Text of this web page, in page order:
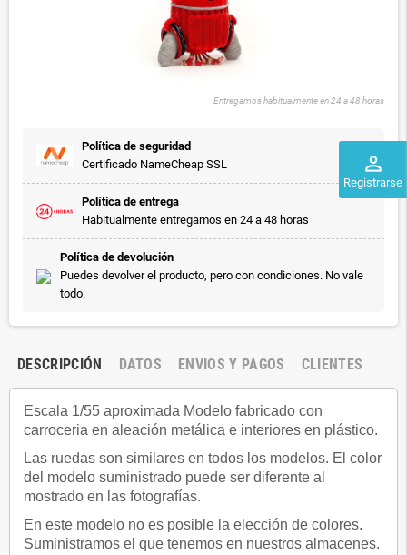
perm_identity
Registrarse
Entregamos habitualmente en 24 a 48 horas
Política de seguridad
Certificado NameCheap SSL
Política de entrega
Habitualmente entregamos en 24 a 48 horas
Política de devolución
Puedes devolver el producto, pero con condiciones. No vale
todo.
DESCRIPCIÓN DATOS ENVIOS Y PAGOS CLIENTES
Escala 1/55 aproximada Modelo fabricado con
carroceria en aleación metálica e interiores en plástico.
Las ruedas son similares en todos los modelos. El color
del modelo suministrado puede ser diferente al
mostrado en las fotografías.
En este modelo no es posible la elección de colores.
Suministramos el que tenemos en nuestros almacenes.